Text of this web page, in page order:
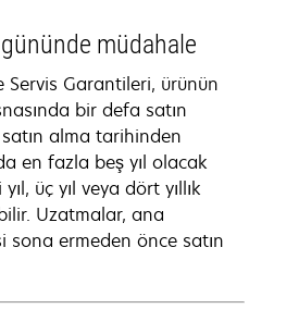
müdahale
Servis Garantileri, ürünün
bir defa satın
alma tarihinden
en fazla beş yıl olacak
üç yıl veya dört yıllık
Uzatmalar, ana
sona ermeden önce satın